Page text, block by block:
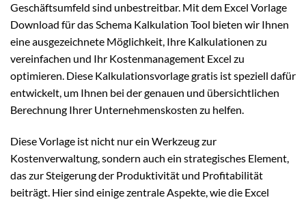
Geschäftsumfeld sind unbestreitbar. Mit dem Excel Vorlage
Download für das Schema Kalkulation Tool bieten wir Ihnen
eine ausgezeichnete Möglichkeit, Ihre Kalkulationen zu
vereinfachen und Ihr Kostenmanagement Excel zu
optimieren. Diese Kalkulationsvorlage gratis ist speziell dafür
entwickelt, um Ihnen bei der genauen und übersichtlichen
Berechnung Ihrer Unternehmenskosten zu helfen.
Diese Vorlage ist nicht nur ein Werkzeug zur
Kostenverwaltung, sondern auch ein strategisches Element,
das zur Steigerung der Produktivität und Profitabilität
beiträgt. Hier sind einige zentrale Aspekte, wie die Excel